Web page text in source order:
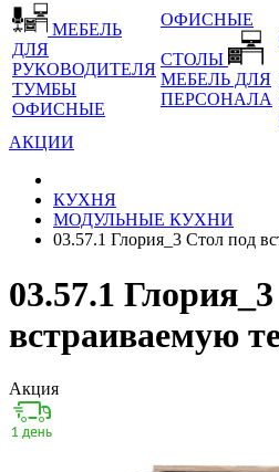
МЕБЕЛЬ
ДЛЯ
РУКОВОДИТЕЛЯ
ТУМБЫ
ОФИСНЫЕ
ОФИСНЫЕ
СТОЛЫ
МЕБЕЛЬ ДЛЯ
ПЕРСОНАЛА
АКЦИИ
КУХНЯ
МОДУЛЬНЫЕ КУХНИ
03.57.1 Глория_3 Стол под
03.57.1
встраиваемую
Акция